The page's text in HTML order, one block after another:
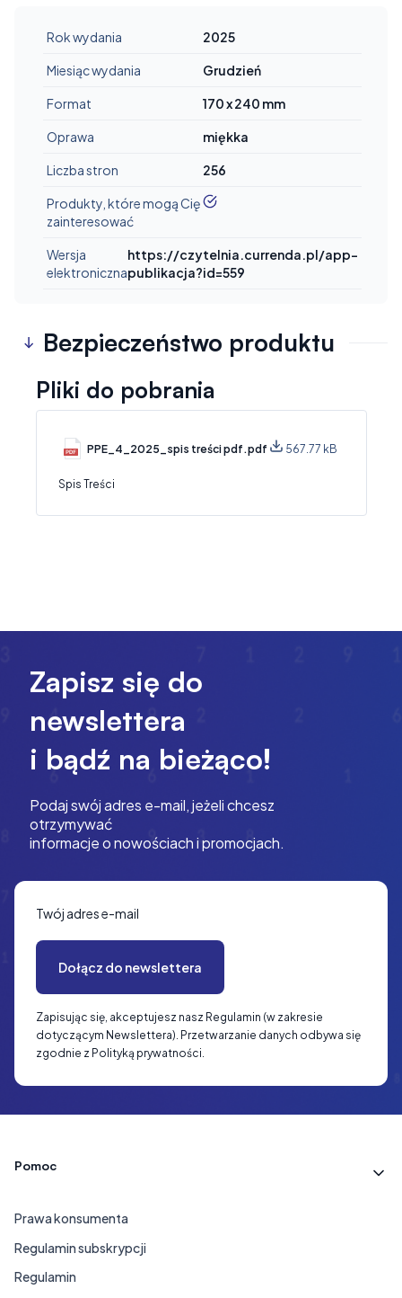
Rok wydania 2025
Miesiąc wydania Grudzień
Format 170 x 240 mm
Oprawa miękka
Liczba stron 256
Produkty, które mogą Cię
zainteresować
tak
Wersja
elektroniczna
https://czytelnia.currenda.pl/app-
publikacja?id=559
Bezpieczeństwo produktu
Pliki do pobrania
PPE_4_2025_spis treści pdf.pdf 567.77 kB
Spis Treści
Zapisz się do
newslettera
i bądź na bieżąco!
Podaj swój adres e-mail, jeżeli chcesz
otrzymywać
informacje o nowościach i promocjach.
Twój adres e-mail
Dołącz do newslettera
Zapisując się, akceptujesz nasz Regulamin (w zakresie
dotyczącym Newslettera). Przetwarzanie danych odbywa się
zgodnie z Polityką prywatności.
Linki w stopce
Pomoc
Prawa konsumenta
Regulamin subskrypcji
Regulamin